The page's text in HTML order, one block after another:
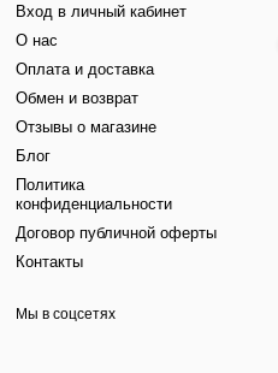
Вход в личный кабинет
О нас
Оплата и доставка
Обмен и возврат
Отзывы о магазине
Блог
Политика
конфиденциальности
Договор публичной оферты
Контакты
Мы в соцсетях